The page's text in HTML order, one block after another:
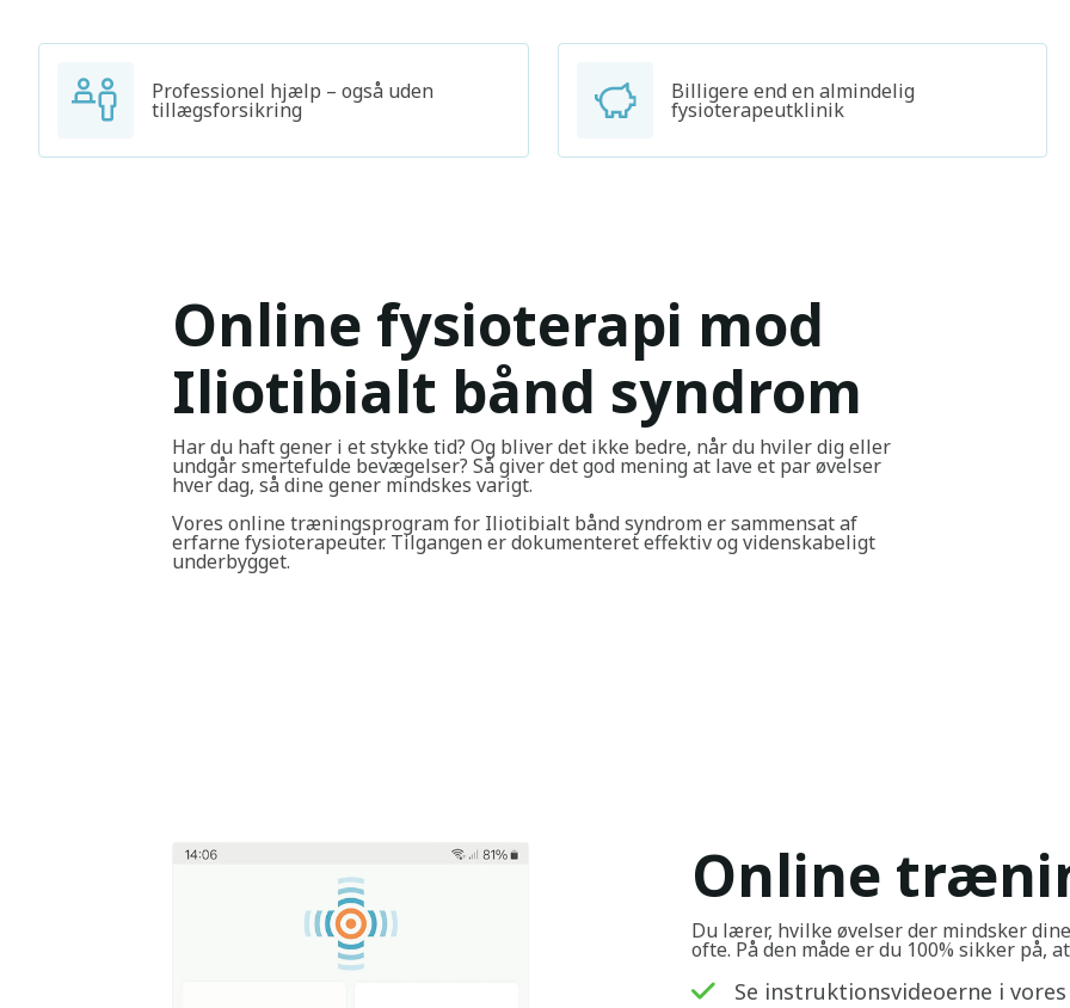
Professionel hjælp – også uden
tillægsforsikring
Billigere end en almindelig
fysioterapeutklinik
Online fysioterapi mod
Iliotibialt bånd syndrom
Har du haft gener i et stykke tid? Og bliver det ikke bedre, når du hviler dig eller
undgår smertefulde bevægelser? Så giver det god mening at lave et par øvelser
hver dag, så dine gener mindskes varigt.
Vores online træningsprogram for Iliotibialt bånd syndrom er sammensat af
erfarne fysioterapeuter. Tilgangen er dokumenteret effektiv og videnskabeligt
underbygget.
Online
Du lærer, hvilke øvelser der mindsker
ofte. På den måde er du 100% sikker på,
Se instruktionsvideoerne i